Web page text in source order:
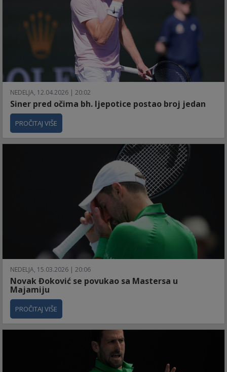
NEDELJA, 12.04.2026 | 20:02
Siner pred očima bh. ljepotice postao broj jedan
PROČITAJ VIŠE
NEDELJA, 15.03.2026 | 20:06
Novak Đoković se povukao sa Mastersa u
Majamiju
PROČITAJ VIŠE